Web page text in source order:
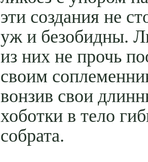
эти создания не
уж и безобидны.
из них не прочь
своим
вонзив свои
хоботки в тело
собрата.